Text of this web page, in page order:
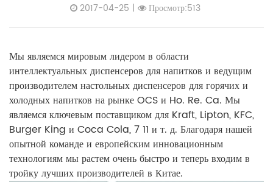
2017-04-25 | Просмотр:513
Мы являемся мировым лидером в области
интеллектуальных диспенсеров для напитков и ведущим
производителем настольных диспенсеров для горячих и
холодных напитков на рынке OCS и Ho. Re. Ca. Мы
являемся ключевым поставщиком для Kraft, Lipton, KFC,
Burger King и Coca Cola, 7 11 и т. д. Благодаря нашей
опытной команде и европейским инновационным
технологиям мы растем очень быстро и теперь входим в
тройку лучших производителей в Китае.